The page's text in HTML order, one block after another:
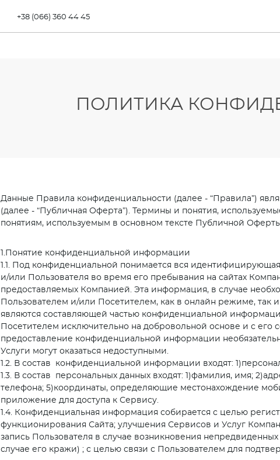
+38 (066) 360 44 45
ПОЛИТИКА
Данные Правила конфиденциальности (далее - “Правила”)
(далее - “Публичная Оферта”). Термины и понятия,
понятиям, используемым в основном тексте Публичной
1.Понятие конфиденциальной информации
1.1. Под конфиденциальной понимается вся
и/или Пользователя во время его пребывания на сайтах
предоставляемых Компанией. Эта информация, в случае
Пользователем и/или Посетителем, как в онлайн режиме,
являются составляющей частью конфиденциальной
Посетителем исключительно на добровольной основе и с его
предоставление конфиденциальной информации
Услуги могут оказаться недоступными.
1.2. В состав конфиденциальной информации входят:
1.3. В состав персональных данных входят: 1)фамилия, имя;
телефона; 5)координаты, определяющие местонахождение
приложение для доступа к Сервису.
1.4. Конфиденциальная информация собирается с целью
функционирования Сайта; улучшения Сервисов и Услуг
запись Пользователя в случае возникновения
случае его кражи) ; с целью связи с Пользователем для